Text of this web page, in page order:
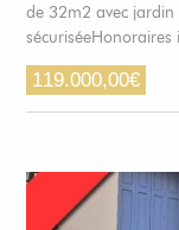
de 32m2 avec
sécuriséeHonoraires
119.000,00€